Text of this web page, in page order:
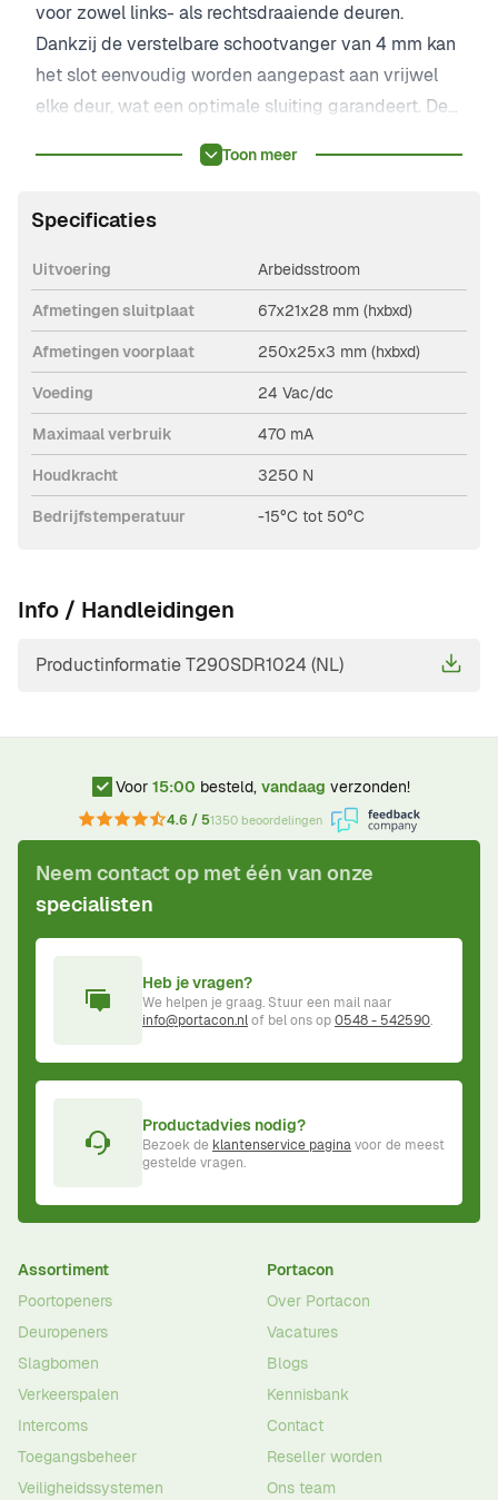
voor zowel links- als rechtsdraaiende deuren.
Dankzij de verstelbare schootvanger van 4 mm kan
het slot eenvoudig worden aangepast aan vrijwel
elke deur, wat een optimale sluiting garandeert. De
Toon meer
Specificaties
Uitvoering Arbeidsstroom
Afmetingen sluitplaat 67x21x28 mm (hxbxd)
Afmetingen voorplaat 250x25x3 mm (hxbxd)
Voeding 24 Vac/dc
Maximaal verbruik 470 mA
Houdkracht 3250 N
Bedrijfstemperatuur -15°C tot 50°C
Info / Handleidingen
Productinformatie T290SDR1024 (NL)
Voor 15:00 besteld, vandaag verzonden!
4.6 / 51350 beoordelingen
Neem contact op met één van onze
specialisten
Heb je vragen?
We helpen je graag. Stuur een mail naar
info@portacon.nlof bel ons op0548 - 542590.
Productadvies nodig?
Bezoek de klantenservice paginavoor de meest
gestelde vragen.
Assortiment
Poortopeners
Deuropeners
Slagbomen
Verkeerspalen
Intercoms
Toegangsbeheer
Veiligheidssystemen
Portacon
Over Portacon
Vacatures
Blogs
Kennisbank
Contact
Reseller worden
Ons team